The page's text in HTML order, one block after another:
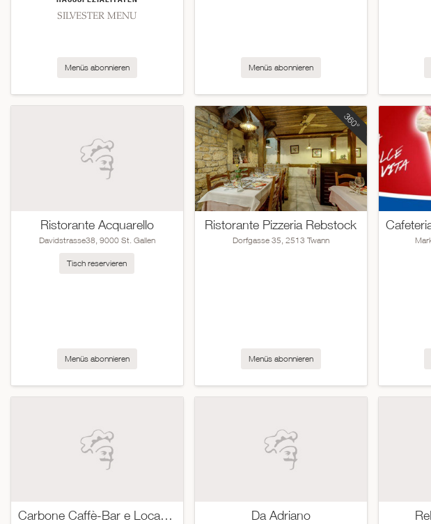
SILVESTER MENU
Menüs abonnieren Menüs abonnieren
Ristorante Acquarello
Davidstrasse38, 9000 St. Gallen
Menüs abonnieren
Tisch reservieren
Ristorante Pizzeria Rebstock
Dorfgasse 35, 2513 Twann
Menüs abonnieren
Carbone Caffè-Bar e Locanda Da Adriano